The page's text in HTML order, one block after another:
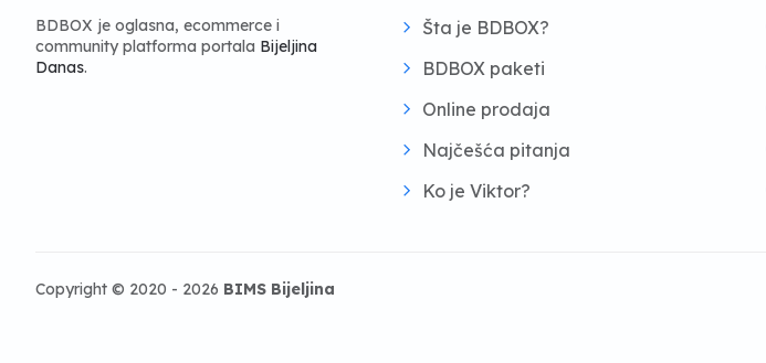
BDBOX je oglasna, ecommerce i
community platforma portala Bijeljina
Danas.
Šta je BDBOX?
BDBOX paketi
Online prodaja
Najčešća pitanja
Ko je Viktor?
Copyright © 2020 - 2026 BIMS Bijeljina